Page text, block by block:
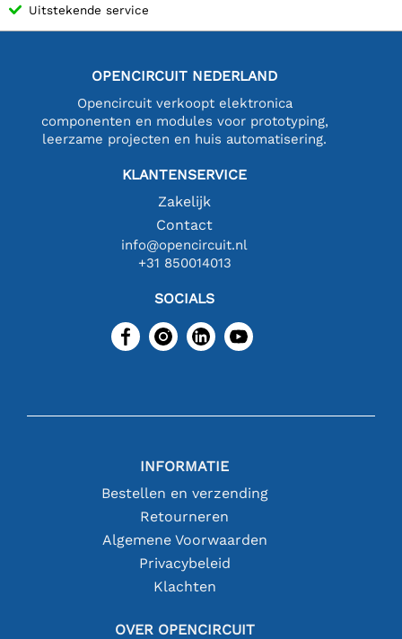
Uitstekende service
OPENCIRCUIT NEDERLAND
Opencircuit verkoopt elektronica
componenten en modules voor prototyping,
leerzame projecten en huis automatisering.
KLANTENSERVICE
Zakelijk
Contact
info@opencircuit.nl
+31 850014013
SOCIALS
INFORMATIE
Bestellen en verzending
Retourneren
Algemene Voorwaarden
Privacybeleid
Klachten
OVER OPENCIRCUIT